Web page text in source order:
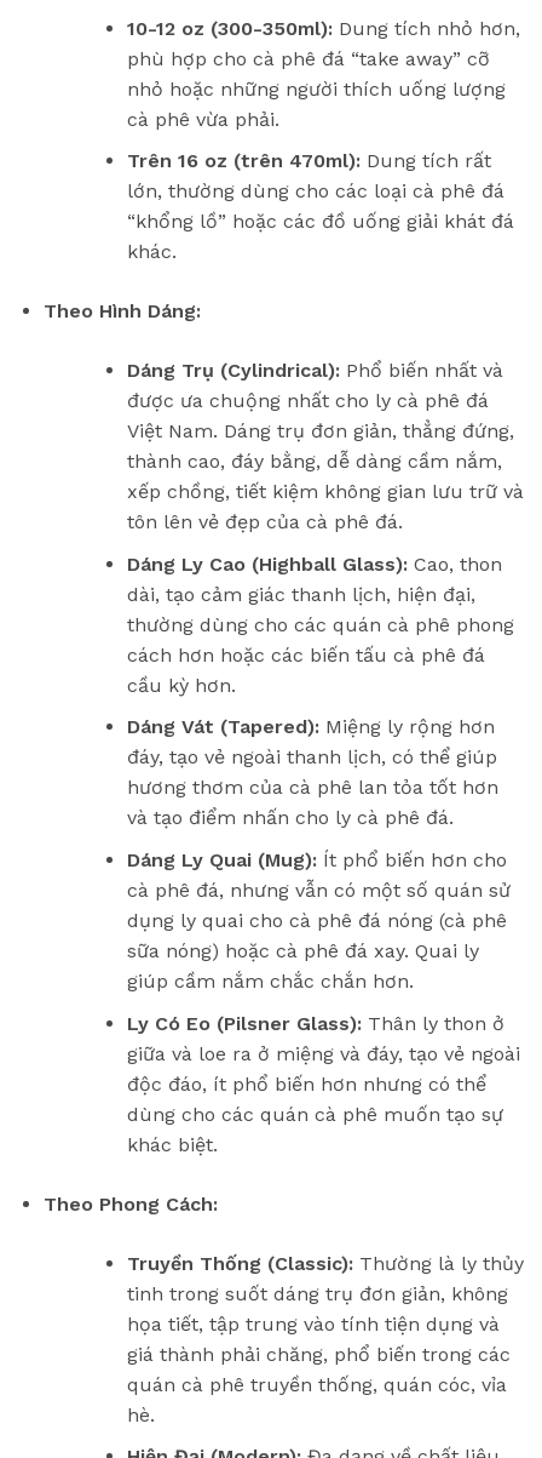
10-12 oz (300-350ml):Dung tích nhỏ hơn,
phù hợp cho cà phê đá “take away” cỡ
nhỏ hoặc những người thích uống lượng
cà phê vừa phải.
Trên 16 oz (trên 470ml):Dung tích rất
lớn, thường dùng cho các loại cà phê đá
“khổng lồ” hoặc các đồ uống giải khát đá
khác.
Theo Hình Dáng:
Dáng Trụ (Cylindrical):Phổ biến nhất và
được ưa chuộng nhất cho ly cà phê đá
Việt Nam. Dáng trụ đơn giản, thẳng đứng,
thành cao, đáy bằng, dễ dàng cầm nắm,
xếp chồng, tiết kiệm không gian lưu trữ và
tôn lên vẻ đẹp của cà phê đá.
Dáng Ly Cao (Highball Glass):Cao, thon
dài, tạo cảm giác thanh lịch, hiện đại,
thường dùng cho các quán cà phê phong
cách hơn hoặc các biến tấu cà phê đá
cầu kỳ hơn.
Dáng Vát (Tapered):Miệng ly rộng hơn
đáy, tạo vẻ ngoài thanh lịch, có thể giúp
hương thơm của cà phê lan tỏa tốt hơn
và tạo điểm nhấn cho ly cà phê đá.
Dáng Ly Quai (Mug):Ít phổ biến hơn cho
cà phê đá, nhưng vẫn có một số quán sử
dụng ly quai cho cà phê đá nóng (cà phê
sữa nóng) hoặc cà phê đá xay. Quai ly
giúp cầm nắm chắc chắn hơn.
Ly Có Eo (Pilsner Glass):Thân ly thon ở
giữa và loe ra ở miệng và đáy, tạo vẻ ngoài
độc đáo, ít phổ biến hơn nhưng có thể
dùng cho các quán cà phê muốn tạo sự
khác biệt.
Theo Phong Cách:
Truyền Thống (Classic):Thường là ly thủy
tinh trong suốt dáng trụ đơn giản, không
họa tiết, tập trung vào tính tiện dụng và
giá thành phải chăng, phổ biến trong các
quán cà phê truyền thống, quán cóc, vỉa
hè.